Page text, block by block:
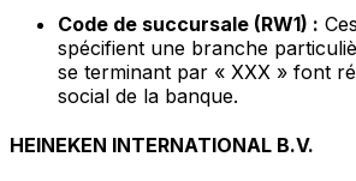
Code de succursale (RW1) :
spécifient une branche
se terminant par « XXX » font
social de la banque.
HEINEKEN INTERNATIONAL B.V.